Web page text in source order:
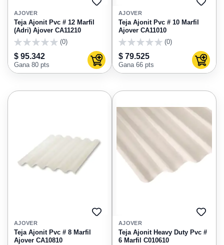
AGREGAR
FAVORITOS
AJOVER
Teja Ajonit Pvc # 12 Marfil
(Adri) Ajover CA11210
(0)
$ 95.342
Gana 80 pts Agregar al carrito
AJOVER
Teja Ajonit Pvc # 10 Marfil
Ajover CA11010
(0)
$ 79.525
Gana 66 pts
AGREGAR
FAVORITOS
AJOVER
Teja Ajonit Pvc # 8 Marfil
Ajover CA10810
AJOVER
Teja Ajonit Heavy Duty Pvc #
6 Marfil C010610